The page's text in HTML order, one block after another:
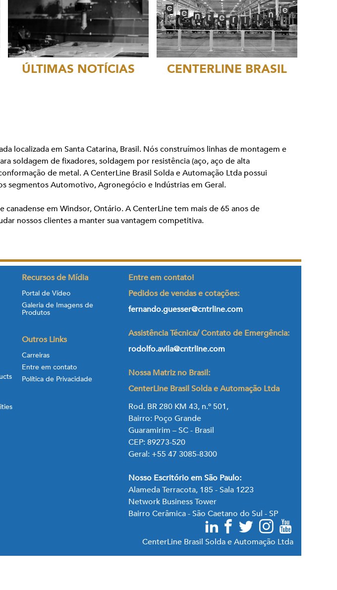
ÚLTIMAS NOTÍCIAS CENTERLINE BRASIL
localizada em Santa Catarina, Brasil. Nós construímos linhas de montagem e
soldagem de fixadores, soldagem por resistência (aço, aço de alta
de metal. A CenterLine Brasil Solda e Automação Ltda possui
segmentos Automotivo, Agronegócio e Indústrias em Geral.
em Windsor, Ontário. A CenterLine tem mais de 65 anos de
nossos clientes a manter sua vantagem competitiva.
Recursos de Mídia
Portal de Vídeo
Galeria de Imagens de
Produtos
Outros Links
Carreiras
Entre em contato
Política de Privacidade
Entre em contato!
Pedidos de vendas e cotações:
fernando.guesser@cntrline.com
Assistência Técnica/ Contato de Emergência:
rodolfo.avila@cntrline.com
Nossa Matriz no Brasil:
CenterLine Brasil Solda e Automação Ltda
Rod. BR 280 KM 43, n.º 501,
Bairro: Poço Grande
Guaramirim – SC - Brasil
CEP: 89273-520
Geral: +55 47 3085-8300
Nosso Escritório em São Paulo:
Alameda Terracota, 185 - Sala 1223
Network Business Tower
Bairro Cerâmica - São Caetano do Sul - SP
CenterLine Brasil Solda e Automação Ltda